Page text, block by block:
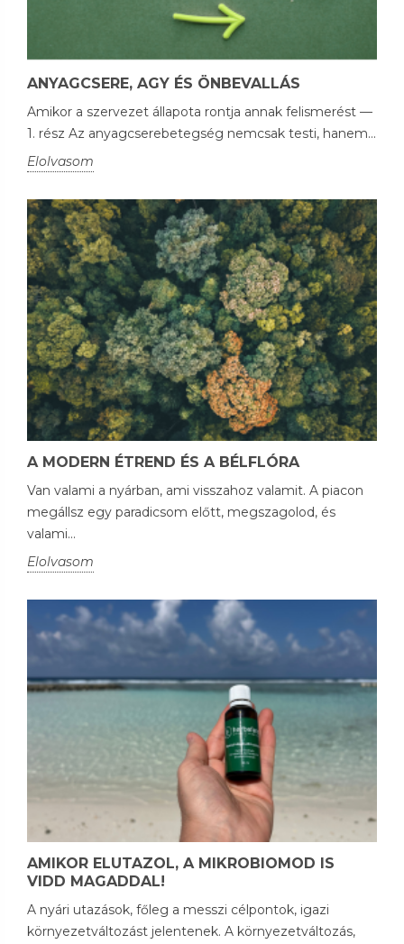
ANYAGCSERE, AGY ÉS ÖNBEVALLÁS
Amikor a szervezet állapota rontja annak felismerést —
1. rész Az anyagcserebetegség nemcsak testi, hanem...
Elolvasom
A MODERN ÉTREND ÉS A BÉLFLÓRA
Van valami a nyárban, ami visszahoz valamit. A piacon
megállsz egy paradicsom előtt, megszagolod, és
valami...
Elolvasom
AMIKOR ELUTAZOL, A MIKROBIOMOD IS
VIDD MAGADDAL!
A nyári utazások, főleg a messzi célpontok, igazi
környezetváltozást jelentenek. A környezetváltozás,